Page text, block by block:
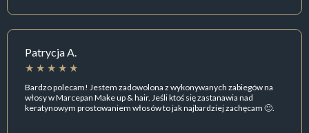
Patrycja A.
Bardzo polecam! Jestem zadowolona z wykonywanych zabiegów na
włosy w Marcepan Make up & hair. Jeśli ktoś się zastanawia nad
keratynowym prostowaniem włosów to jak najbardziej zachęcam 🙂.